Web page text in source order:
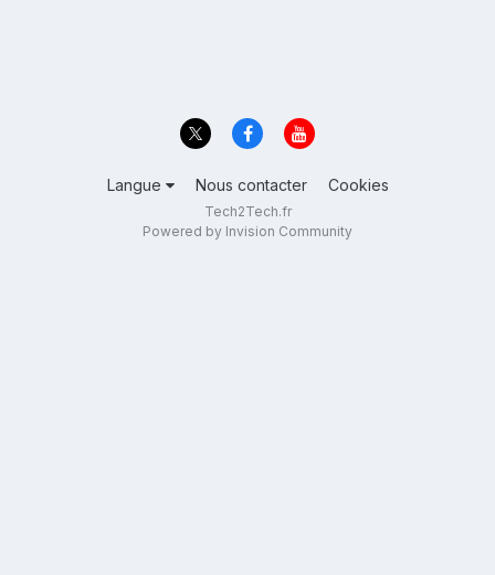
Langue Nous contacter Cookies
Tech2Tech.fr
Powered by Invision Community